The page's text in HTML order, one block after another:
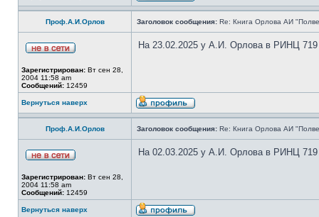
Проф.А.И.Орлов Заголовок сообщения: Re: Книга Орлова АИ
Зарегистрирован: Вт сен 28,
2004 11:58 am
Сообщений: 12459
На 23.02.2025 у А.И. Орлова в РИНЦ 719
Вернуться наверх
Проф.А.И.Орлов Заголовок сообщения: Re: Книга Орлова АИ
Зарегистрирован: Вт сен 28,
2004 11:58 am
Сообщений: 12459
На 02.03.2025 у А.И. Орлова в РИНЦ 719
Вернуться наверх